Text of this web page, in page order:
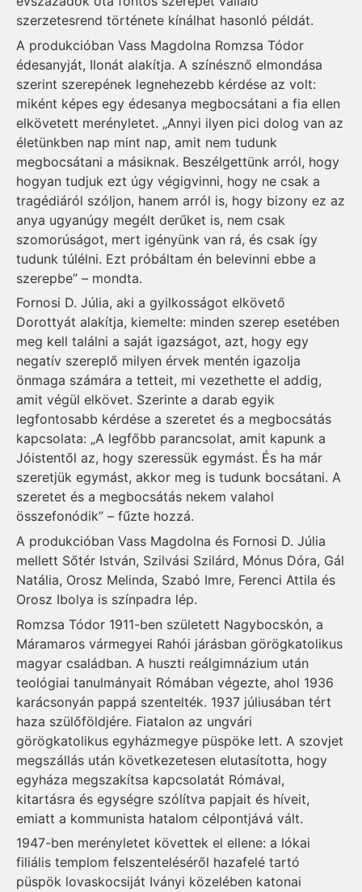
szerzetesrend története kínálhat hasonló példát.
A produkcióban Vass Magdolna Romzsa Tódor
édesanyját, Ilonát alakítja. A színésznő elmondása
szerint szerepének legnehezebb kérdése az volt:
miként képes egy édesanya megbocsátani a fia ellen
elkövetett merényletet. „Annyi ilyen pici dolog van az
életünkben nap mint nap, amit nem tudunk
megbocsátani a másiknak. Beszélgettünk arról, hogy
hogyan tudjuk ezt úgy végigvinni, hogy ne csak a
tragédiáról szóljon, hanem arról is, hogy bizony ez az
anya ugyanúgy megélt derűket is, nem csak
szomorúságot, mert igényünk van rá, és csak így
tudunk túlélni. Ezt próbáltam én belevinni ebbe a
szerepbe” – mondta.
Fornosi D. Júlia, aki a gyilkosságot elkövető
Dorottyát alakítja, kiemelte: minden szerep esetében
meg kell találni a saját igazságot, azt, hogy egy
negatív szereplő milyen érvek mentén igazolja
önmaga számára a tetteit, mi vezethette el addig,
amit végül elkövet. Szerinte a darab egyik
legfontosabb kérdése a szeretet és a megbocsátás
kapcsolata: „A legfőbb parancsolat, amit kapunk a
Jóistentől az, hogy szeressük egymást. És ha már
szeretjük egymást, akkor meg is tudunk bocsátani. A
szeretet és a megbocsátás nekem valahol
összefonódik” – fűzte hozzá.
A produkcióban Vass Magdolna és Fornosi D. Júlia
mellett Sőtér István, Szilvási Szilárd, Mónus Dóra, Gál
Natália, Orosz Melinda, Szabó Imre, Ferenci Attila és
Orosz Ibolya is színpadra lép.
Romzsa Tódor 1911-ben született Nagybocskón, a
Máramaros vármegyei Rahói járásban görögkatolikus
magyar családban. A huszti reálgimnázium után
teológiai tanulmányait Rómában végezte, ahol 1936
karácsonyán pappá szentelték. 1937 júliusában tért
haza szülőföldjére. Fiatalon az ungvári
görögkatolikus egyházmegye püspöke lett. A szovjet
megszállás után következetesen elutasította, hogy
egyháza megszakítsa kapcsolatát Rómával,
kitartásra és egységre szólítva papjait és híveit,
emiatt a kommunista hatalom célpontjává vált.
1947-ben merényletet követtek el ellene: a lókai
filiális templom felszenteléséről hazafelé tartó
püspök lovaskocsiját Iványi közelében katonai